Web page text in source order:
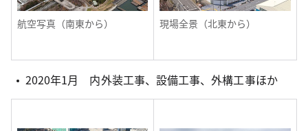
航空写真（南東から） 現場全景（北東から）
2020年1月 内外装工事、設備工事、外構工事ほか